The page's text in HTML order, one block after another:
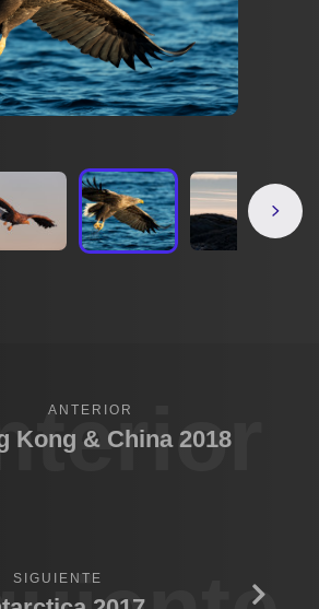
ANTERIOR
Kong & China 2018
SIGUIENTE